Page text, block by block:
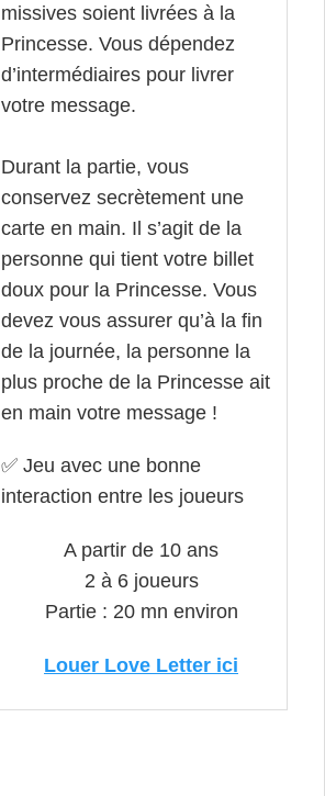
missives soient livrées à la
Princesse. Vous dépendez
d’intermédiaires pour livrer
votre message.
Durant la partie, vous
conservez secrètement une
carte en main. Il s’agit de la
personne qui tient votre billet
doux pour la Princesse. Vous
devez vous assurer qu’à la fin
de la journée, la personne la
plus proche de la Princesse ait
en main votre message !
✅ Jeu avec une bonne
interaction entre les joueurs
A partir de 10 ans
2 à 6 joueurs
Partie : 20 mn environ
Louer Love Letter ici